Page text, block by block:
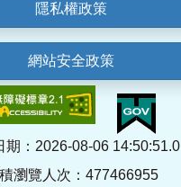
隱私權政策
網站安全政策
期：2026-08-06 14:50:51.0
瀏覽人次：477466955